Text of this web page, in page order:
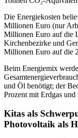
Die Energiekosten
Millionen Euro (nur
Millionen Euro auf die
Kirchenbezirke und
Millionen Euro auf die
Beim Energiemix
und Öl benötigt; der
Prozent mit Erdgas
Kitas als
Photovoltaik als